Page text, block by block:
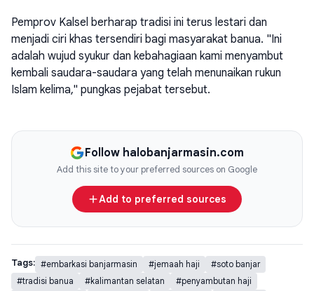
Pemprov Kalsel berharap tradisi ini terus lestari dan
menjadi ciri khas tersendiri bagi masyarakat banua. "Ini
adalah wujud syukur dan kebahagiaan kami menyambut
kembali saudara-saudara yang telah menunaikan rukun
Islam kelima," pungkas pejabat tersebut.
Follow halobanjarmasin.com
Add this site to your preferred sources on Google
Add to preferred sources
Tags: #embarkasi banjarmasin #jemaah haji
#soto banjar
#tradisi banua
#kalimantan selatan
#penyambutan haji